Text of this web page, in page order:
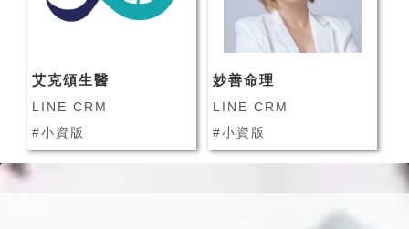
艾克頌生醫
LINE CRM
#小資版
妙善命理
LINE CRM
#小資版